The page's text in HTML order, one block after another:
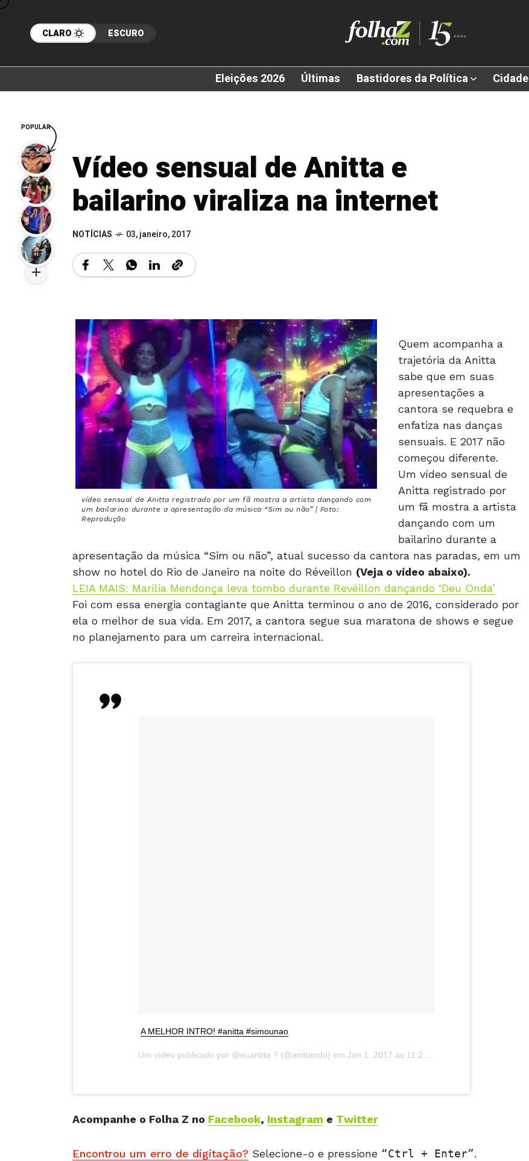
CLARO ESCURO
Eleições 2026 Últimas Bastidores da Política Cidade
Vídeo sensual de Anitta e
bailarino viraliza na internet
NOTÍCIAS 03, janeiro, 2017
vídeo sensual de Anitta registrado por um fã mostra a artista dançando com
um bailarino durante a apresentação da música “Sim ou não” | Foto:
Reprodução
Quem acompanha a
trajetória da Anitta
sabe que em suas
apresentações a
cantora se requebra e
enfatiza nas danças
sensuais. E 2017 não
começou diferente.
Um vídeo sensual de
Anitta registrado por
um fã mostra a artista
dançando com um
bailarino durante a
apresentação da música “Sim ou não”, atual sucesso da cantora nas paradas, em um
show no hotel do Rio de Janeiro na noite do Réveillon (Veja o vídeo abaixo).
LEIA MAIS: Marília Mendonça leva tombo durante Revéillon dançando ‘Deu Onda’
Foi com essa energia contagiante que Anitta terminou o ano de 2016, considerado por
ela o melhor de sua vida. Em 2017, a cantora segue sua maratona de shows e segue
no planejamento para um carreira internacional.
A MELHOR INTRO! #anitta #simounao
Um vídeo publicado por @euanitta ? (@anittando) em Jan 1, 2017 às 11:27 PST
Acompanhe o Folha Z no Facebook, Instagram e Twitter
Encontrou um erro de digitação? Selecione-o e pressione Ctrl + Enter .
POPULAR